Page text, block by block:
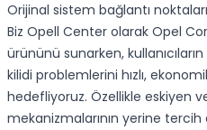
Orijinal sistem bağlantı
Biz Opell Center olarak Opel
ürününü sunarken,
kilidi problemlerini hızlı,
hedefliyoruz. Özellikle eskiyen
mekanizmalarının yerine